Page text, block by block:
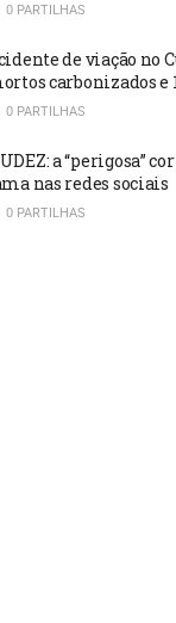
0 PARTILHAS
de viação no
carbonizados e
0 PARTILHAS
a “perigosa”
nas redes sociais
0 PARTILHAS